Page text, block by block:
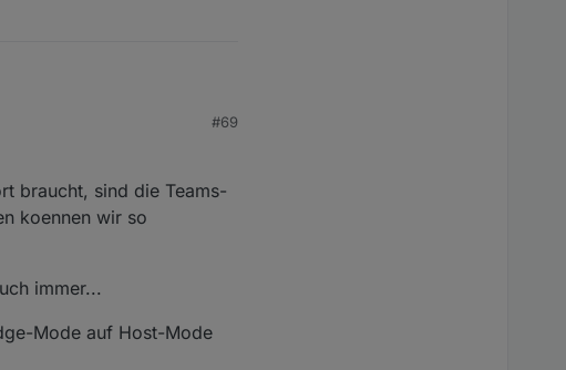
das gut?
#69
braucht, sind die Teams-
koennen wir so
immer...
Mode auf Host-Mode